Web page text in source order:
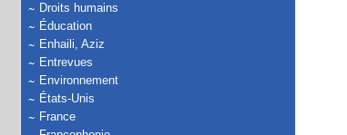
Droits humains
Éducation
Enhaili, Aziz
Entrevues
Environnement
États-Unis
France